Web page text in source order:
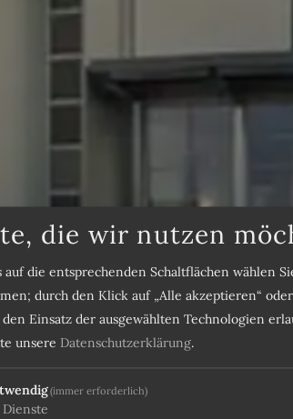
die wir nutzen
auf die entsprechenden Schaltflächen wählen
durch den Klick auf „Alle akzeptieren“
den Einsatz der ausgewählten Technologien
unsere Datenschutzerklärung.
(immer erforderlich)
Dienste